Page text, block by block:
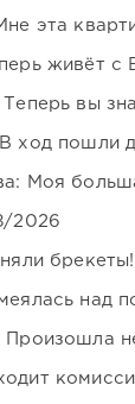
эта
живёт с
вы
ход пошли
Моя
2026
брекеты!
над